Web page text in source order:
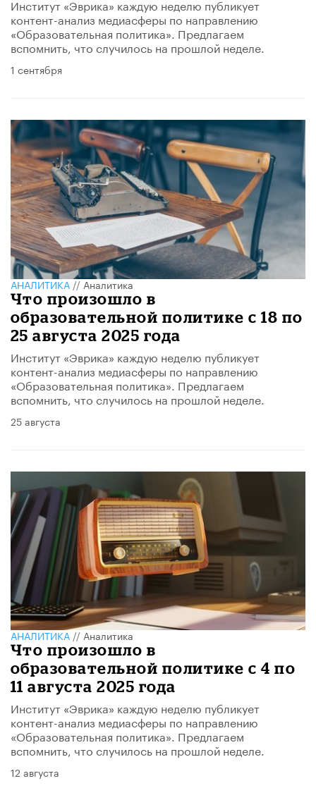
Институт «Эврика» каждую неделю публикует
контент-анализ медиасферы по направлению
«Образовательная политика». Предлагаем
вспомнить, что случилось на прошлой неделе.
1 сентября
АНАЛИТИКА//Аналитика
Что произошло в
образовательной политике с 18 по
25 августа 2025 года
Институт «Эврика» каждую неделю публикует
контент-анализ медиасферы по направлению
«Образовательная политика». Предлагаем
вспомнить, что случилось на прошлой неделе.
25 августа
АНАЛИТИКА//Аналитика
Что произошло в
образовательной политике с 4 по
11 августа 2025 года
Институт «Эврика» каждую неделю публикует
контент-анализ медиасферы по направлению
«Образовательная политика». Предлагаем
вспомнить, что случилось на прошлой неделе.
12 августа